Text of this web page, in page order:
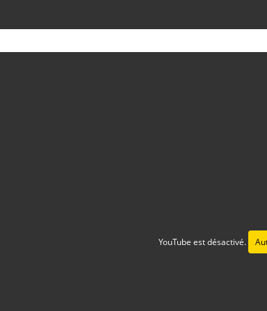
YouTube est désactivé.